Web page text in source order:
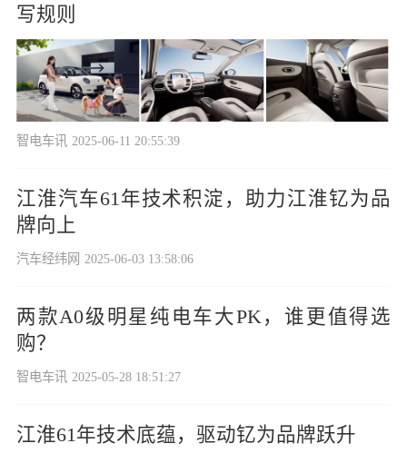
写规则
智电车讯 2025-06-11 20:55:39
江淮汽车61年技术积淀，助力江淮钇为品
牌向上
汽车经纬网 2025-06-03 13:58:06
两款A0级明星纯电车大PK，谁更值得选
购？
智电车讯 2025-05-28 18:51:27
江淮61年技术底蕴，驱动钇为品牌跃升